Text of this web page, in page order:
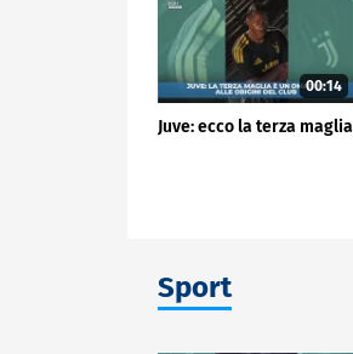
00:14
Juve: ecco la terza maglia
Sport